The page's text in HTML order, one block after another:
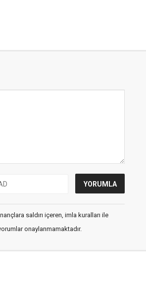
saldırı içeren, imla kuralları ile
onaylanmamaktadır.